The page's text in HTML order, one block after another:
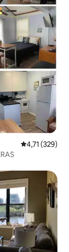
Prosječna
4,71 (329)